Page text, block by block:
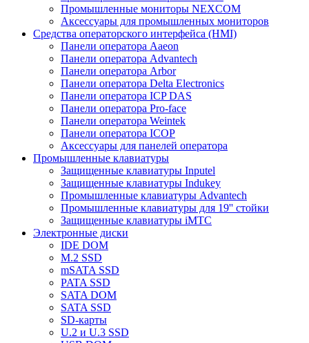
Промышленные мониторы NEXCOM
Аксессуары для промышленных мониторов
Средства операторского интерфейса (HMI)
Панели оператора Aaeon
Панели оператора Advantech
Панели оператора Arbor
Панели оператора Delta Electronics
Панели оператора ICP DAS
Панели оператора Pro-face
Панели оператора Weintek
Панели оператора ICOP
Аксессуары для панелей оператора
Промышленные клавиатуры
Защищенные клавиатуры Inputel
Защищенные клавиатуры Indukey
Промышленные клавиатуры Advantech
Промышленные клавиатуры для 19'' стойки
Защищенные клавиатуры iMTC
Электронные диски
IDE DOM
M.2 SSD
mSATA SSD
PATA SSD
SATA DOM
SATA SSD
SD-карты
U.2 и U.3 SSD